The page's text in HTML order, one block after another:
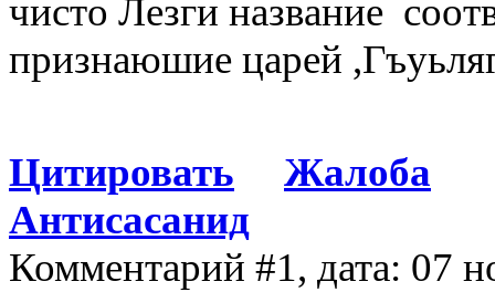
чисто Лезги название
признаюшие царей
Цитировать
Жалоба
Антисасанид
Комментарий #1, дата: 07